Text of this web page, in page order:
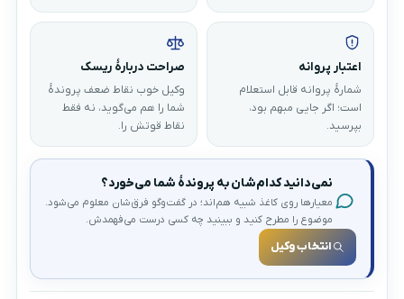
اعتبار پروانه
شمارهٔ پروانه قابل استعلام
است؛ اگر جایی مبهم بود،
بپرسید.
صراحت دربارهٔ ریسک
وکیل خوب نقاط ضعف پروندهٔ
شما را هم می‌گوید، نه فقط
نقاط قوتش را.
نمی‌دانید کدام‌شان به پروندهٔ شما می‌خورد؟
معیارها روی کاغذ شبیه هم‌اند؛ در گفت‌وگو فرق‌شان معلوم می‌شود.
موضوع را مطرح کنید و ببینید چه کسی درست می‌فهمدش.
انتخاب وکیل